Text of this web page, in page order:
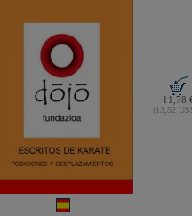
11,78
(13,52